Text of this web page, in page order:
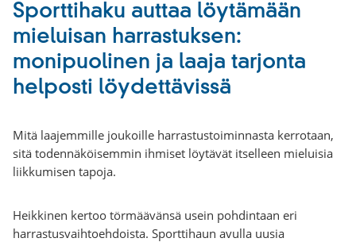
Sporttihaku auttaa löytämään
mieluisan harrastuksen:
monipuolinen ja laaja tarjonta
helposti löydettävissä
Mitä laajemmille joukoille harrastustoiminnasta kerrotaan,
sitä todennäköisemmin ihmiset löytävät itselleen mieluisia
liikkumisen tapoja.
Heikkinen kertoo törmäävänsä usein pohdintaan eri
harrastusvaihtoehdoista. Sporttihaun avulla uusia